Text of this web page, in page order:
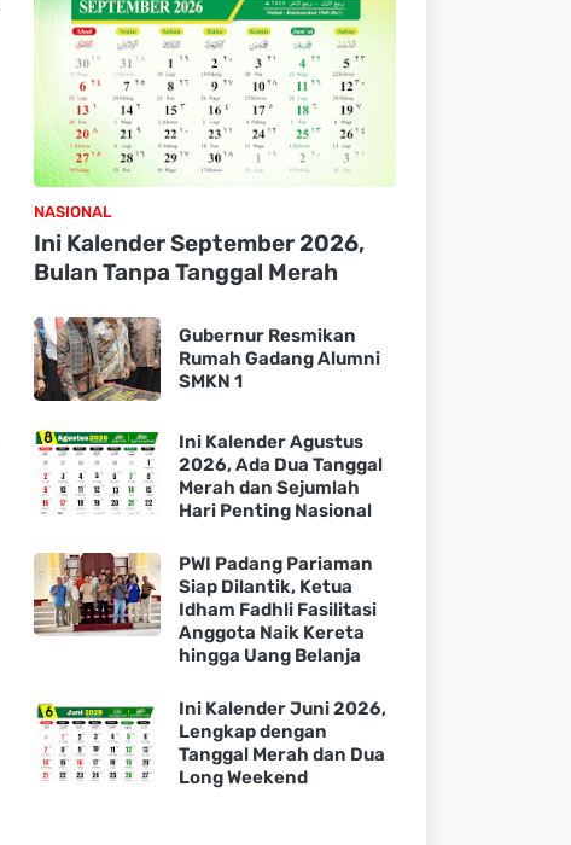
NASIONAL
Ini Kalender September 2026,
Bulan Tanpa Tanggal Merah
Gubernur Resmikan
Rumah Gadang Alumni
SMKN 1
Ini Kalender Agustus
2026, Ada Dua Tanggal
Merah dan Sejumlah
Hari Penting Nasional
PWI Padang Pariaman
Siap Dilantik, Ketua
Idham Fadhli Fasilitasi
Anggota Naik Kereta
hingga Uang Belanja
Ini Kalender Juni 2026,
Lengkap dengan
Tanggal Merah dan Dua
Long Weekend